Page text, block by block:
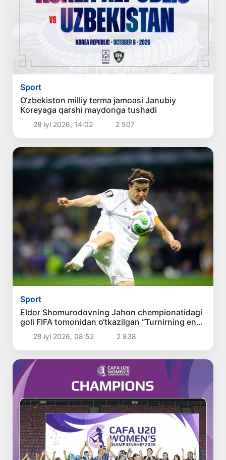
Sport
O‘zbekiston milliy terma jamoasi Janubiy
Koreyaga qarshi maydonga tushadi
28 iyl 2026, 14:02 2 507
Sport
Eldor Shomurodovning Jahon chempionatidagi
goli FIFA tomonidan o‘tkazilgan “Turnirning eng
chiroyli goli” so‘rovnomasida ikkinchi o‘rinni
egalladi
28 iyl 2026, 08:52 2 838